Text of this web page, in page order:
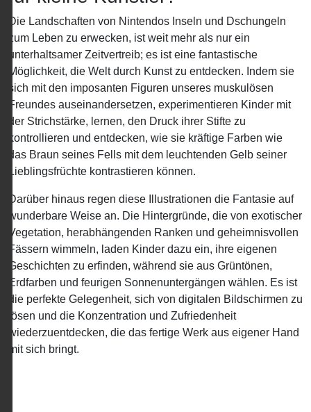
Die Landschaften von Nintendos Inseln und Dschungeln
zum Leben zu erwecken, ist weit mehr als nur ein
unterhaltsamer Zeitvertreib; es ist eine fantastische
Möglichkeit, die Welt durch Kunst zu entdecken. Indem sie
sich mit den imposanten Figuren unseres muskulösen
Freundes auseinandersetzen, experimentieren Kinder mit
der Strichstärke, lernen, den Druck ihrer Stifte zu
kontrollieren und entdecken, wie sie kräftige Farben wie
das Braun seines Fells mit dem leuchtenden Gelb seiner
Lieblingsfrüchte kontrastieren können.
Darüber hinaus regen diese Illustrationen die Fantasie auf
wunderbare Weise an. Die Hintergründe, die von exotischer
Vegetation, herabhängenden Ranken und geheimnisvollen
Fässern wimmeln, laden Kinder dazu ein, ihre eigenen
Geschichten zu erfinden, während sie aus Grüntönen,
Erdfarben und feurigen Sonnenuntergängen wählen. Es ist
die perfekte Gelegenheit, sich von digitalen Bildschirmen zu
lösen und die Konzentration und Zufriedenheit
wiederzuentdecken, die das fertige Werk aus eigener Hand
mit sich bringt.